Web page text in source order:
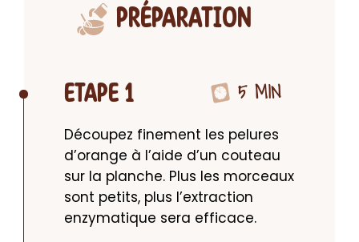
PRÉPARATION
ETAPE 1 5 MIN
Découpez finement les pelures
d’orange à l’aide d’un couteau
sur la planche. Plus les morceaux
sont petits, plus l’extraction
enzymatique sera efficace.